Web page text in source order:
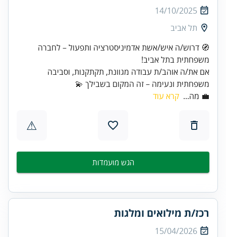
14/10/2025
תל אביב
🧭 דרוש/ה איש/אשת אדמיניסטרציה ותפעול – לחברה
אם את/ה אוהב/ת עבודה מגוונת, תקתקנות, וסביבה
משפחתית ונעימה – זה המקום בשבילך 💫
💼 מה... קרא עוד
⚠
הגש מועמדות
רכז/ת מילואים ומלגות
15/04/2026